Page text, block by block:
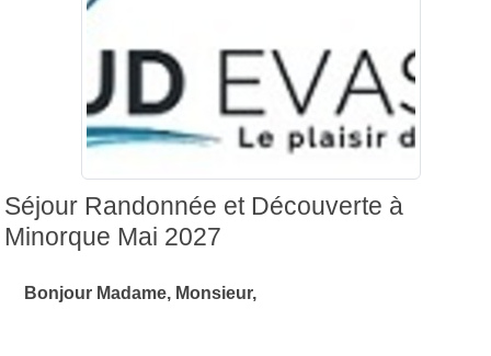
Séjour Randonnée et Découverte à
Minorque Mai 2027
Bonjour Madame, Monsieur,